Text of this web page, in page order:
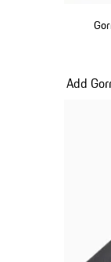
Add
Diapositiva 3 de 20